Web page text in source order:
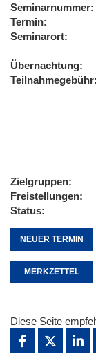
Seminarnummer
Termin
Seminarort
Übernachtung
Teilnahmegebühr
Zielgruppen
Freistellungen
Status
NEUER TERMIN
MERKZETTEL
Diese Seite